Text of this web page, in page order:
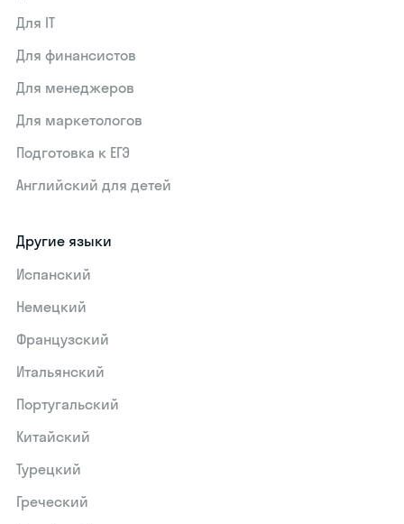
Для IT
Для финансистов
Для менеджеров
Для маркетологов
Подготовка к ЕГЭ
Английский для детей
Другие языки
Испанский
Немецкий
Французский
Итальянский
Португальский
Китайский
Турецкий
Греческий